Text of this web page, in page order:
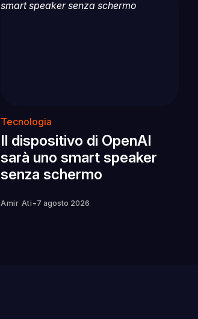
Tecnologia
Il dispositivo di OpenAI
sarà uno smart speaker
senza schermo
Amir Ati -7 agosto 2026